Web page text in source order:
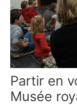
Partir en
Musée